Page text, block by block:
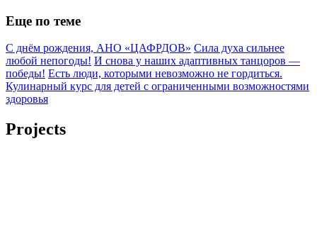
Еще по теме
С днём рождения, АНО «ЦАФРДОВ» Сила духа сильнее
любой непогоды! И снова у наших адаптивных танцоров —
победы! Есть люди, которыми невозможно не гордиться.
Кулинарный курс для детей с ограниченными возможностями
здоровья
Projects